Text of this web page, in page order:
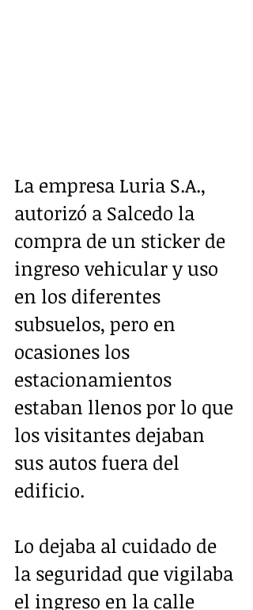
La empresa Luria S.A.,
autorizó a Salcedo la
compra de un sticker de
ingreso vehicular y uso
en los diferentes
subsuelos, pero en
ocasiones los
estacionamientos
estaban llenos por lo que
los visitantes dejaban
sus autos fuera del
edificio.
Lo dejaba al cuidado de
la seguridad que vigilaba
el ingreso en la calle